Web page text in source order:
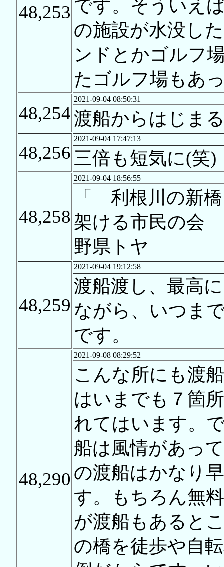
48,253 です。そういえ
の施設が水没し
ンドとかゴルフ
たゴルフ場もあ
48,254
2021-09-04 08:50:31
渡船からはじま
48,256
2021-09-04 17:47:13
三倍も短気に(笑)
48,258
2021-09-04 18:56:55
「 利根川の新
架ける市民の会
野県トヤ
48,259
2021-09-04 19:12:58
渡船渡し、最高
ながら、いつま
です。
48,290
2021-09-08 08:29:52
こんな所にも渡
はいまでも７箇
れてはいます。
船は風情があっ
の渡船はかなり
す。もちろん無
が渡船もあると
の橋を徒歩や自